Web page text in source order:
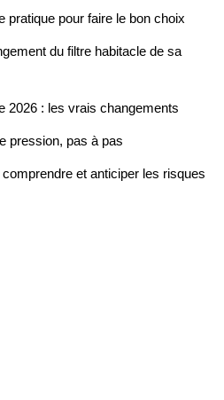
pratique pour faire le bon choix
du filtre habitacle de sa
2026 : les vrais changements
pression, pas à pas
et anticiper les risques